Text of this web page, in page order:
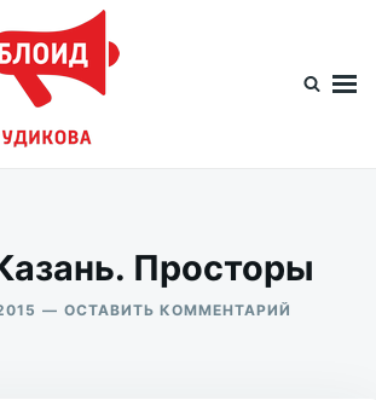
Просторы
ОСТАВИТЬ КОММЕНТАРИЙ